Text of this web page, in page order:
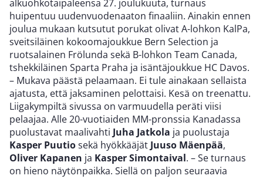
alkuohkotaipaleensa 27. joulukuuta, turnaus
huipentuu uudenvuodenaaton finaaliin. Ainakin ennen
joulua mukaan kutsutut porukat olivat A-lohkon KalPa,
sveitsiläinen kokoomajoukkue Bern Selection ja
ruotsalainen Frölunda sekä B-lohkon Team Canada,
tshekkiläinen Sparta Praha ja isäntäjoukkue HC Davos.
– Mukava päästä pelaamaan. Ei tule ainakaan sellaista
ajatusta, että jaksaminen pelottaisi. Kesä on treenattu.
Liigakympiltä sivussa on varmuudella peräti viisi
pelaajaa. Alle 20-vuotiaiden MM-pronssia Kanadassa
puolustavat maalivahti Juha Jatkola ja puolustaja
Kasper Puutiosekä hyökkääjätJuuso Mäenpää,
Oliver Kapanen ja Kasper Simontaival. – Se turnaus
on hieno näytönpaikka. Siellä on paljon seuraavia